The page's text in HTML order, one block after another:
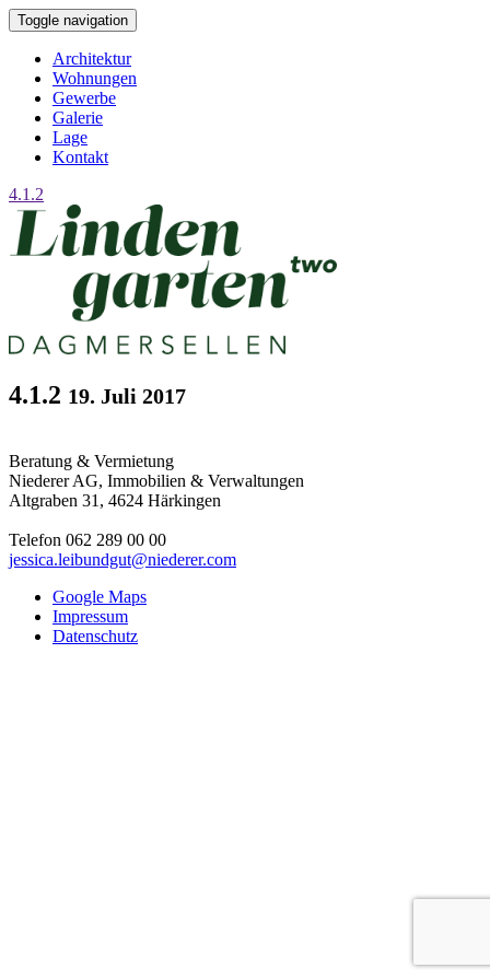
Toggle navigation
Architektur
Wohnungen
Gewerbe
Galerie
Lage
Kontakt
4.1.2
4.1.2 19. Juli 2017
Beratung & Vermietung
Niederer AG, Immobilien & Verwaltungen
Altgraben 31 , 4624 Härkingen
Telefon 062 289 00 00
jessica.leibundgut@niederer.com
Google Maps
Impressum
Datenschutz